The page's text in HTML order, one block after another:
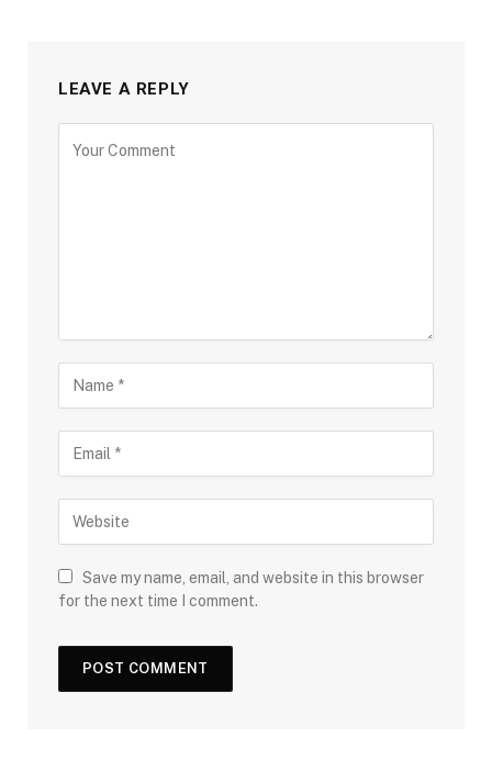
LEAVE A REPLY
Save my name, email, and website in this browser
for the next time I comment.